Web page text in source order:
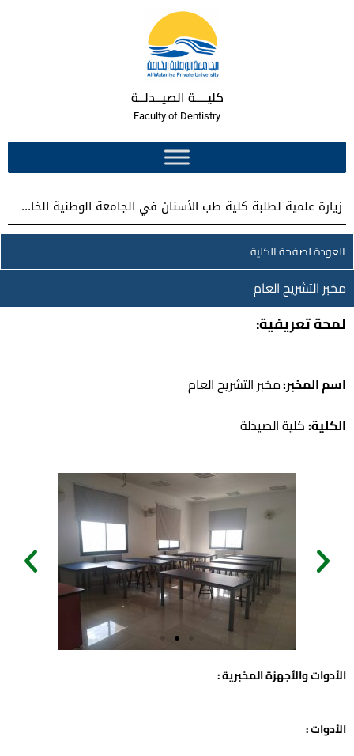
كليــــة الصيــدلــة
Faculty of Dentistry
زيارة علمية لطلبة كلية طب الأسنان في الجامعة الوطنية الخاصة إلى كلية طب الأسنان بجامعة دمشق
العودة لصفحة الكلية
مخبر التشريح العام
لمحة تعريفية:
اسم المخبر:مخبر التشريح العام
الكلية:كلية الصيدلة
الأدوات والأجهزة المخبرية :
الأدوات :